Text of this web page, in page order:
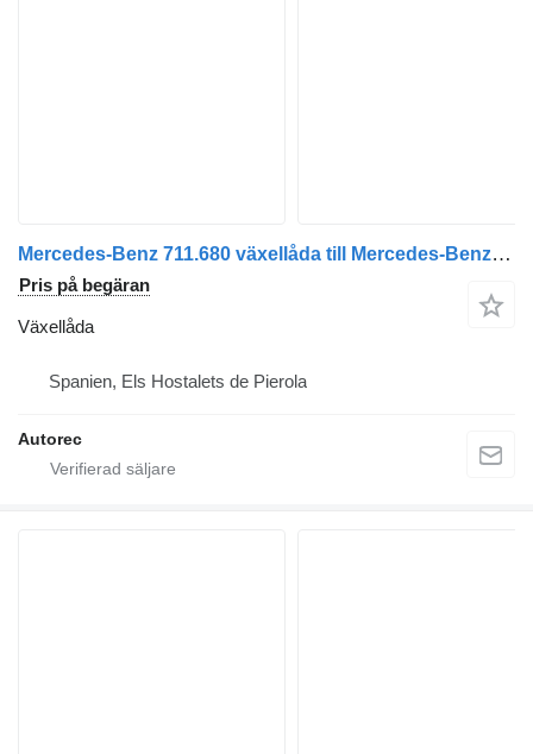
Mercedes-Benz 711.680 växellåda till Mercedes-Benz Sprinter minibus
Pris på begäran
Växellåda
Spanien, Els Hostalets de Pierola
Autorec